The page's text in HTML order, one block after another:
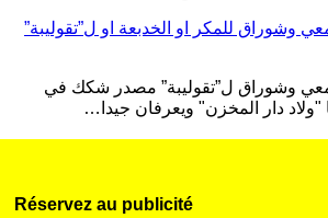
وشوراق للمكر او الخدبعة او ل”تقوليبة”
وشوراق ل”تقوليبة” مصدر شكك في
"ولاد دار المخزن" ويعرفان جيدا…
Réservez au publicité